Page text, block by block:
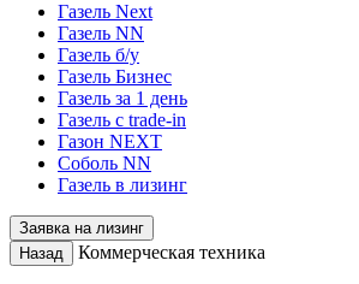
Газель Next
Газель NN
Газель б/у
Газель Бизнес
Газель за 1 день
Газель с trade-in
Газон NEXT
Соболь NN
Газель в лизинг
Заявка на лизинг
Назад
Коммерческая техника